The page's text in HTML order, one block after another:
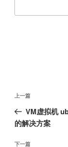
文
导
航
上
一
篇
章
上一篇
VM虚拟机
的解决方案
下一篇